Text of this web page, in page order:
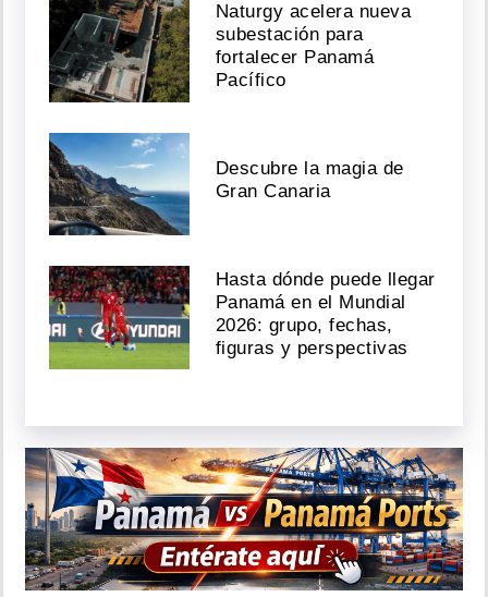
Naturgy acelera nueva
subestación para
fortalecer Panamá
Pacífico
Descubre la magia de
Gran Canaria
Hasta dónde puede llegar
Panamá en el Mundial
2026: grupo, fechas,
figuras y perspectivas